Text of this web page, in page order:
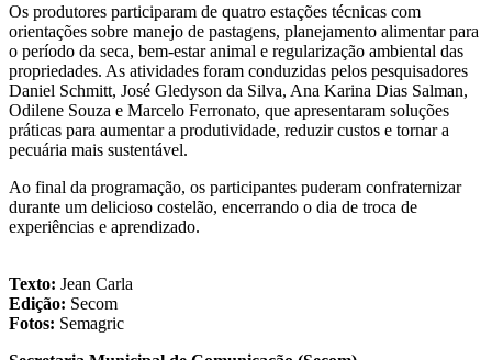
Os produtores participaram de quatro estações técnicas com
orientações sobre manejo de pastagens, planejamento alimentar para
o período da seca, bem-estar animal e regularização ambiental das
propriedades. As atividades foram conduzidas pelos pesquisadores
Daniel Schmitt, José Gledyson da Silva, Ana Karina Dias Salman,
Odilene Souza e Marcelo Ferronato, que apresentaram soluções
práticas para aumentar a produtividade, reduzir custos e tornar a
pecuária mais sustentável.
Ao final da programação, os participantes puderam confraternizar
durante um delicioso costelão, encerrando o dia de troca de
experiências e aprendizado.
Texto: Jean Carla
Edição: Secom
Fotos: Semagric